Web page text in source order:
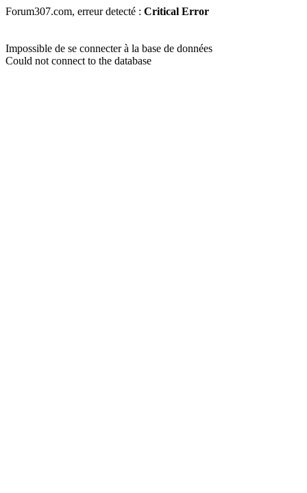
Forum307.com, erreur detecté : Critical Error
Impossible de se connecter à la base de données
Could not connect to the database